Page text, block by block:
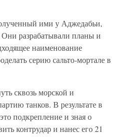
ими у Аджедабьи,
разрабатывали планы и
наименование
серию сальто-мортале в
сквозь морской и
танков. В результате в
подкрепление и зная о
контрудар и нанес его 21